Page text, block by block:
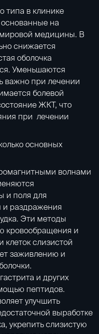
типа в клинике
на
медицины. В
снижается
оболочка
Уменьшаются
важно при лечении
болевой
ЖКТ, что
при лечении
основных
волнами
и поля для
и раздражения
Эти методы
кровообращения и
клеток слизистой
заживлению и
и других
пептидов.
улучшить
выработке
укрепить слизистую